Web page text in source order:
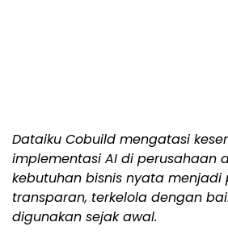
Dataiku Cobuild mengatasi
implementasi AI di perusahaan
kebutuhan bisnis nyata menjadi
transparan, terkelola dengan
digunakan sejak awal.